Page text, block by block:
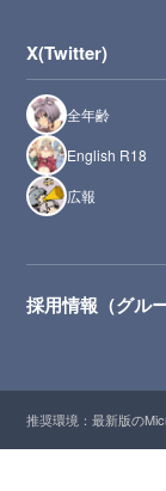
X(Twitter)
全年齢
English R18
広報
採用情報（グル
推奨環境：最新版の